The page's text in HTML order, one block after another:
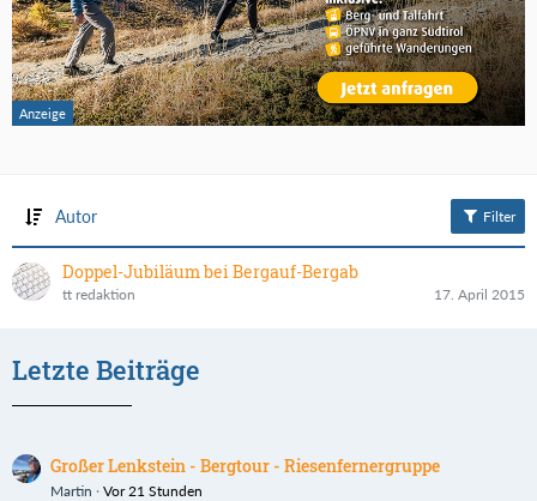
Autor Filter
Doppel-Jubiläum bei Bergauf-Bergab
tt redaktion 17. April 2015
Letzte Beiträge
Großer Lenkstein - Bergtour - Riesenfernergruppe
Martin Vor 21 Stunden